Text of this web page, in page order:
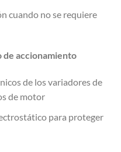
cuando no se requiere
de accionamiento
de los variadores de
de motor
para proteger